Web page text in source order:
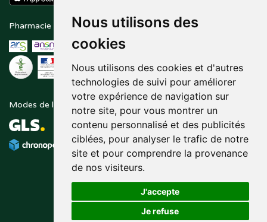
Nous utilisons des
cookies
Nous utilisons des cookies et d'autres
technologies de suivi pour améliorer
votre expérience de navigation sur
notre site, pour vous montrer un
contenu personnalisé et des publicités
ciblées, pour analyser le trafic de notre
site et pour comprendre la provenance
de nos visiteurs.
J'accepte
Je refuse
Pharmacie en ligne agréée Paiement sécurisé
Modes de livraison Suivez-nous sur